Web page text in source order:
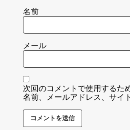
名前
メール
次回のコメントで使用するた
名前、メールアドレス、サイ